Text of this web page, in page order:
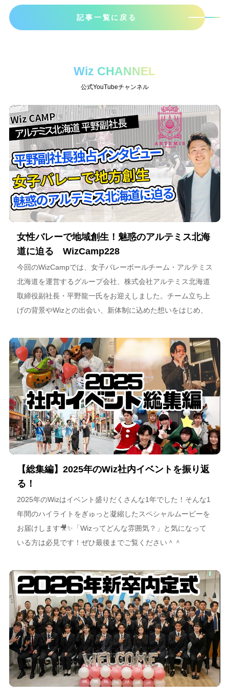
記事一覧に戻る
Wiz CHANNEL
公式YouTubeチャンネル
女性バレーで地域創生！魅惑のアルテミス北海
道に迫る WizCamp228
今回のWizCampでは、女子バレーボールチーム・アルテミス
北海道を運営するグループ会社、株式会社アルテミス北海道
取締役副社長・平野龍一氏をお迎えしました。チーム立ち上
げの背景やWizとの出会い、新体制に込めた想いをはじめ、
海道が描く今後のビジョンについて語っています。
【総集編】2025年のWiz社内イベントを振り返
る！
2025年のWizはイベント盛りだくさんな1年でした！そんな1
年間のハイライトをぎゅっと凝縮したスペシャルムービーを
お届けします🎥✨「Wizってどんな雰囲気？」と気になって
いる方は必見です！ぜひ最後までご覧ください＾＾